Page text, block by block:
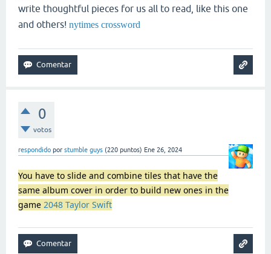
write thoughtful pieces for us all to read, like this one
and others! nytimes crossword
0
votos
respondido por stumble guys (220 puntos) Ene 26, 2024
You have to slide and combine tiles that have the
same album cover in order to build new ones in the
game 2048 Taylor Swift